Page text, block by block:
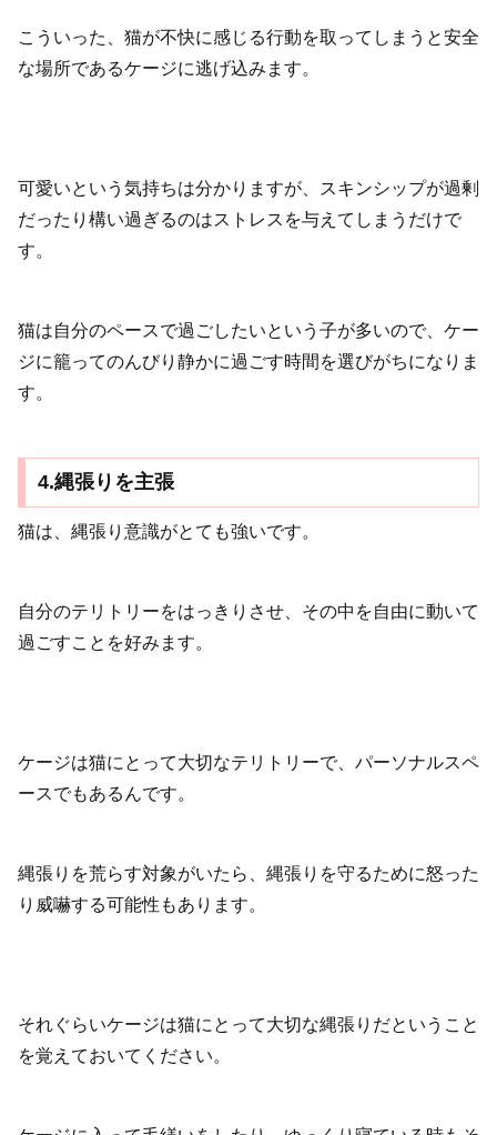
こういった、猫が不快に感じる行動を取ってしまうと安全
な場所であるケージに逃げ込みます。
可愛いという気持ちは分かりますが、スキンシップが過剰
だったり構い過ぎるのはストレスを与えてしまうだけで
す。
猫は自分のペースで過ごしたいという子が多いので、ケー
ジに籠ってのんびり静かに過ごす時間を選びがちになりま
す。
4.縄張りを主張
猫は、縄張り意識がとても強いです。
自分のテリトリーをはっきりさせ、その中を自由に動いて
過ごすことを好みます。
ケージは猫にとって大切なテリトリーで、パーソナルスペ
ースでもあるんです。
縄張りを荒らす対象がいたら、縄張りを守るために怒った
り威嚇する可能性もあります。
それぐらいケージは猫にとって大切な縄張りだということ
を覚えておいてください。